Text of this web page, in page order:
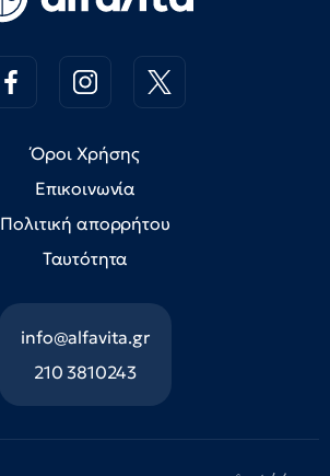
Όροι Χρήσης
Επικοινωνία
Πολιτική απορρήτου
Ταυτότητα
info@alfavita.gr
210 3810243